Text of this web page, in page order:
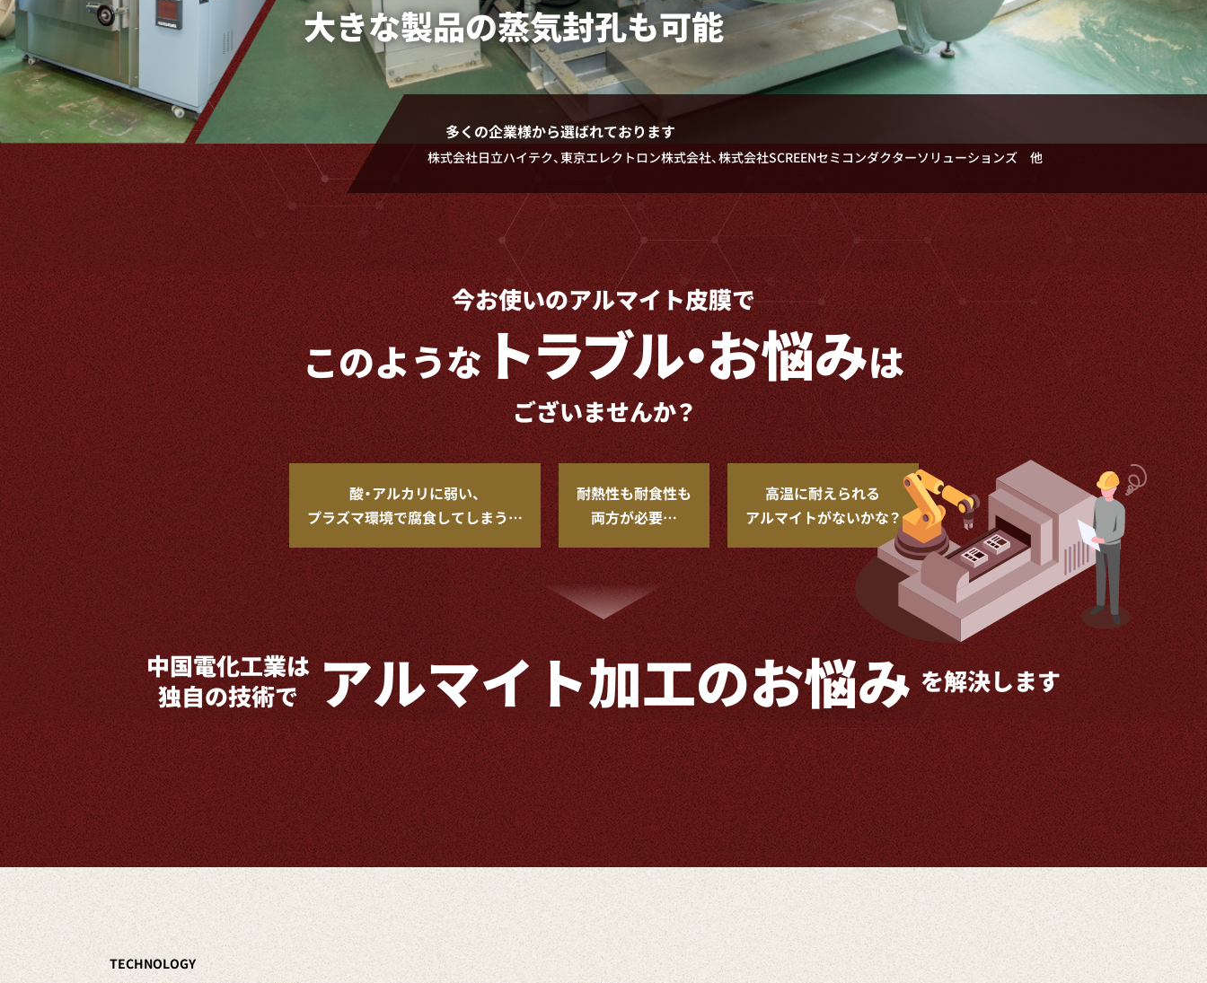
大きな製品の蒸気封孔も可能
多くの企業様から選ばれております
株式会社日立ハイテク、東京エレクトロン株式会社、 株式会社SCREENセミコンダクターソリューションズ 他
今お使いのアルマイト皮膜で
このようなトラブル・お悩みは
ございませんか？
酸・アルカリに弱い、
プラズマ環境で腐食してしまう…
耐熱性も耐食性も
両方が必要…
高温に耐えられる
アルマイトがないかな？
中国電化工業は
独自の技術で
アルマイト加工のお悩み を解決します
TECHNOLOGY